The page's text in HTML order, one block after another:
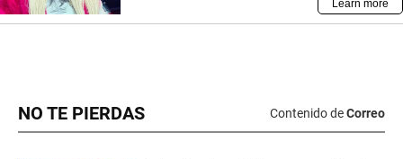
NO TE PIERDAS Contenido deCorreo